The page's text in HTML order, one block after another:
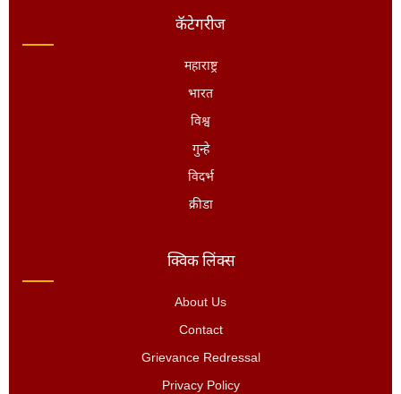
कॅटेगरीज
महाराष्ट्र
भारत
विश्व
गुन्हे
विदर्भ
क्रीडा
क्विक लिंक्स
About Us
Contact
Grievance Redressal
Privacy Policy